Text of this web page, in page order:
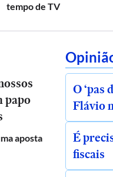
tempo de TV
papo
aposta
O ‘pas
Flávio
É
fiscais